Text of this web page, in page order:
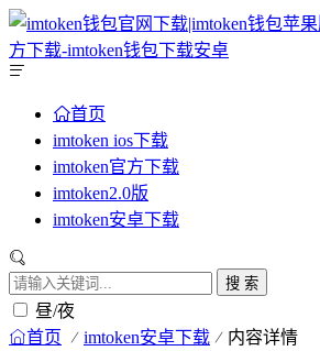
首页
imtoken ios下载
imtoken官方下载
imtoken2.0版
imtoken安卓下载
搜 索
昼/夜
首页 imtoken安卓下载 内容详情